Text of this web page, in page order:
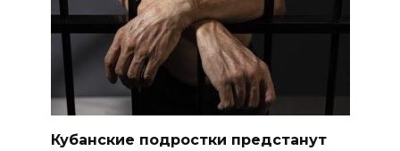
Кубанские подростки предстанут